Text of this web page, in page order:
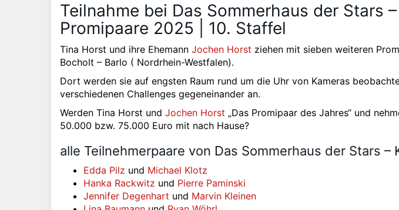
Teilnahme bei Das Sommerhaus der Stars
Promipaare 2025 | 10. Staffel
Tina Horst und ihre Ehemann Jochen Horst ziehen mit sieben weiteren
Bocholt – Barlo ( Nordrhein-Westfalen).
Dort werden sie auf engsten Raum rund um die Uhr von Kameras
verschiedenen Challenges gegeneinander an.
Werden Tina Horst und Jochen Horst „Das Promipaar des Jahres“ und
50.000 bzw. 75.000 Euro mit nach Hause?
alle Teilnehmerpaare von Das Sommerhaus der Stars –
Edda Pilz und Michael Klotz
Hanka Rackwitz und Pierre Paminski
Jennifer Degenhart und Marvin Kleinen